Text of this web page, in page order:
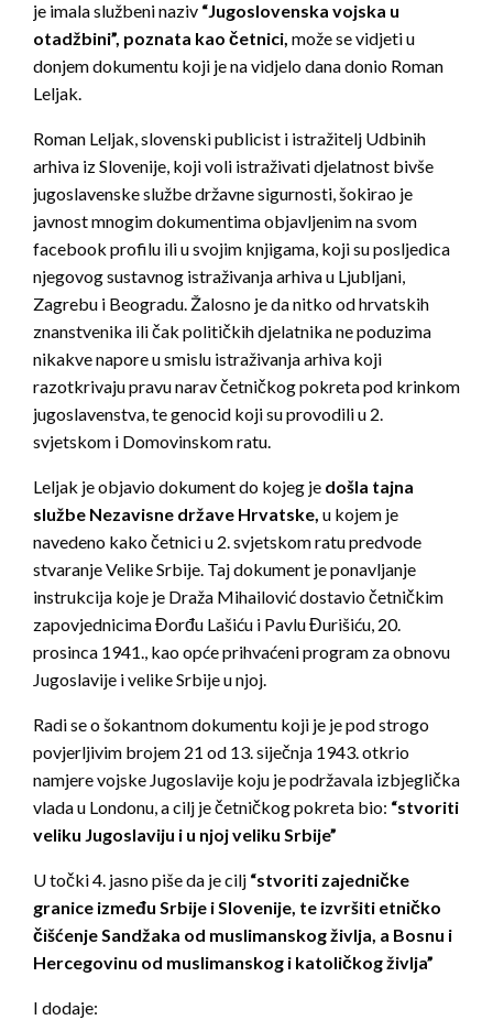
je imala službeni naziv “Jugoslovenska vojska u
otadžbini”, poznata kao četnici, može se vidjeti u
donjem dokumentu koji je na vidjelo dana donio Roman
Leljak.
Roman Leljak, slovenski publicist i istražitelj Udbinih
arhiva iz Slovenije, koji voli istraživati djelatnost bivše
jugoslavenske službe državne sigurnosti, šokirao je
javnost mnogim dokumentima objavljenim na svom
facebook profilu ili u svojim knjigama, koji su posljedica
njegovog sustavnog istraživanja arhiva u Ljubljani,
Zagrebu i Beogradu. Žalosno je da nitko od hrvatskih
znanstvenika ili čak političkih djelatnika ne poduzima
nikakve napore u smislu istraživanja arhiva koji
razotkrivaju pravu narav četničkog pokreta pod krinkom
jugoslavenstva, te genocid koji su provodili u 2.
svjetskom i Domovinskom ratu.
Leljak je objavio dokument do kojeg je došla tajna
službe Nezavisne države Hrvatske, u kojem je
navedeno kako četnici u 2. svjetskom ratu predvode
stvaranje Velike Srbije. Taj dokument je ponavljanje
instrukcija koje je Draža Mihailović dostavio četničkim
zapovjednicima Đorđu Lašiću i Pavlu Đurišiću, 20.
prosinca 1941., kao opće prihvaćeni program za obnovu
Jugoslavije i velike Srbije u njoj.
Radi se o šokantnom dokumentu koji je je pod strogo
povjerljivim brojem 21 od 13. siječnja 1943. otkrio
namjere vojske Jugoslavije koju je podržavala izbjeglička
vlada u Londonu, a cilj je četničkog pokreta bio: “stvoriti
veliku Jugoslaviju i u njoj veliku Srbije”
U točki 4. jasno piše da je cilj “stvoriti zajedničke
granice između Srbije i Slovenije, te izvršiti etničko
čišćenje Sandžaka od muslimanskog življa, a Bosnu i
Hercegovinu od muslimanskog i katoličkog življa”
I dodaje: